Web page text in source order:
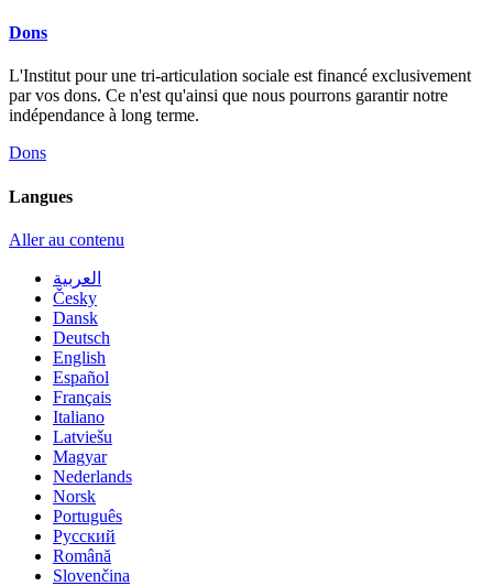
Dons
L'Institut pour une tri-articulation sociale est financé exclusivement
par vos dons. Ce n'est qu'ainsi que nous pourrons garantir notre
indépendance à long terme.
Dons
Langues
Aller au contenu
العربية
Česky
Dansk
Deutsch
English
Español
Français
Italiano
Latviešu
Magyar
Nederlands
Norsk
Português
Русский
Română
Slovenčina